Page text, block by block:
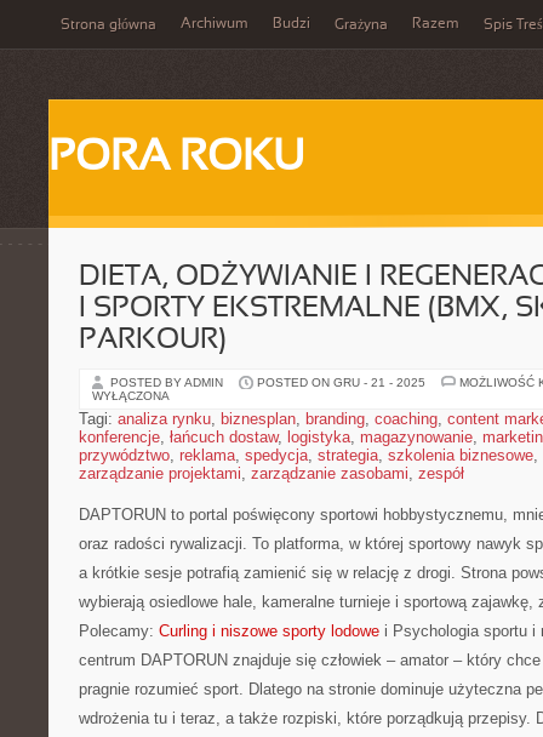
Strona główna Archiwum Budzi Grażyna Razem Spis
PORA ROKU
DIETA, ODŻYWIANIE I
I SPORTY EKSTREMALNE (BMX,
PARKOUR)
POSTED BY ADMIN POSTED ON GRU - 21 - 2025
MOŻLIWOŚĆ
WYŁĄCZONA
Tagi: analiza rynku, biznesplan, branding, coaching, content
konferencje, łańcuch dostaw, logistyka, magazynowanie,
przywództwo, reklama, spedycja, strategia, szkolenia biznesowe,
zarządzanie projektami, zarządzanie zasobami, zespół
DAPTORUN to portal poświęcony sportowi hobbystycznemu,
oraz radości rywalizacji. To platforma, w której sportowy nawyk
a krótkie sesje potrafią zamienić się w relację z drogi. Strona
wybierają osiedlowe hale, kameralne turnieje i sportową zajawkę,
Polecamy: Curling i niszowe sporty lodowe i Psychologia sportu i
centrum DAPTORUN znajduje się człowiek – amator – który
pragnie rozumieć sport. Dlatego na stronie dominuje użyteczna
wdrożenia tu i teraz, a także rozpiski, które porządkują przepisy.